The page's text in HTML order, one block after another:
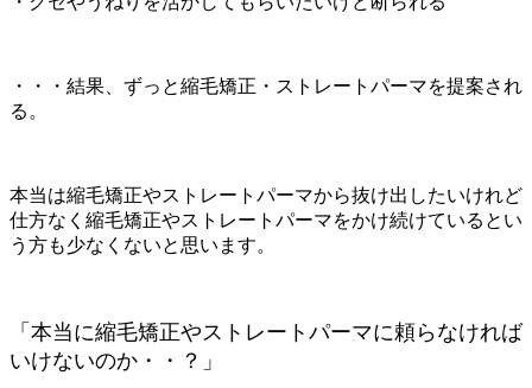
・・・結果、ずっと縮毛矯正・ストレートパーマを提案され
る。
本当は縮毛矯正やストレートパーマから抜け出したいけれど
仕方なく縮毛矯正やストレートパーマをかけ続けているとい
う方も少なくないと思います。
「本当に縮毛矯正やストレートパーマに頼らなければ
いけないのか・・？」